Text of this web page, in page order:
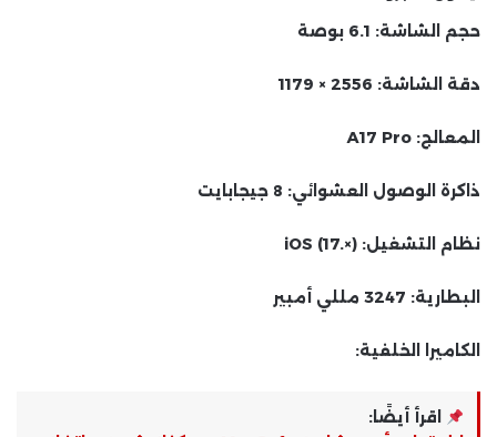
حجم الشاشة: 6.1 بوصة
دقة الشاشة: 2556 × 1179
المعالج: A17 Pro
ذاكرة الوصول العشوائي: 8 جيجابايت
نظام التشغيل: iOS (17.×)
البطارية: 3247 مللي أمبير
الكاميرا الخلفية:
اقرأ أيضًا: